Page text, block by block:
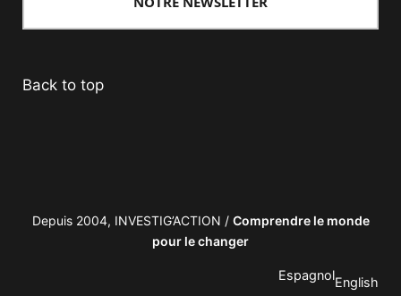
Back to top
Depuis 2004, INVESTIG’ACTION / Comprendre le monde
pour le changer
EspagnolEnglish